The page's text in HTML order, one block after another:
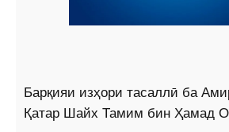
Барқияи изҳори тасаллӣ ба
Қатар Шайх Тамим бин Ҳамад